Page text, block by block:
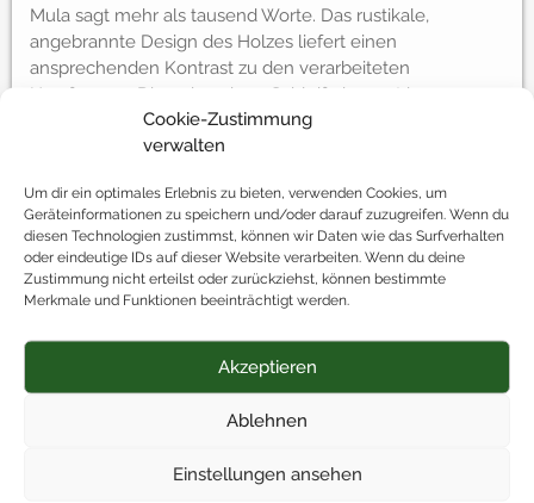
Cookie-Zustimmung
verwalten
Um dir ein optimales Erlebnis zu bieten, verwenden Cookies, um
Geräteinformationen zu speichern und/oder darauf zuzugreifen. Wenn du
diesen Technologien zustimmst, können wir Daten wie das Surfverhalten
oder eindeutige IDs auf dieser Website verarbeiten. Wenn du deine
Zustimmung nicht erteilst oder zurückziehst, können bestimmte
Merkmale und Funktionen beeinträchtigt werden.
Akzeptieren
Ablehnen
Einstellungen ansehen
Mula sagt mehr als tausend Worte. Das rustikale,
angebrannte Design des Holzes liefert einen
ansprechenden Kontrast zu den verarbeiteten
Herzformen. Die gebundene Schleife kommt im
modernen Shabby Chic daher und ist zusammen mit den
zart leuchtenden Lämpchen ein absoluter Blickfang.
Ein einmaliges Geschenk für Deine Liebsten, das man
nicht so schnell vergisst. Und egal, wo Du Mula hinstellst:
Es erfüllt den Raum mit Liebe, Charme und Wärme!
Das besondere Extra
Kostenlos geliefert